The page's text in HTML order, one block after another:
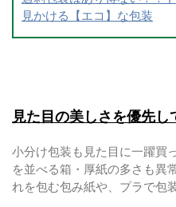
見かける【エコ】な包装
見た目の美しさを優先し
小分け包装も見た目に一躍買
を並べる箱・厚紙の多さも異
れを包む包み紙や、プラで包